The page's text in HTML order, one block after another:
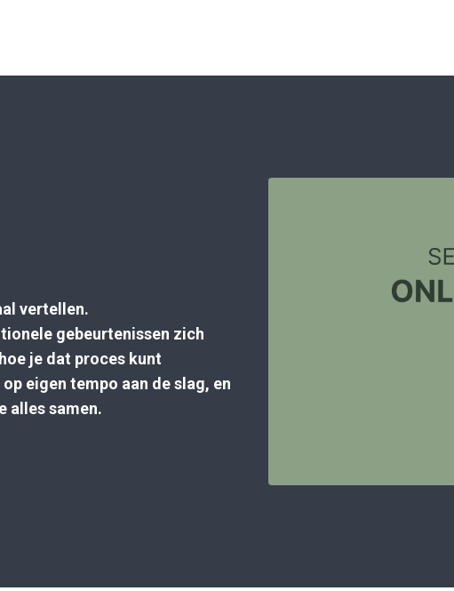
vertellen.
gebeurtenissen zich
je dat proces kunt
eigen tempo aan de slag, en
alles samen.